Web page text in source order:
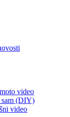
video
(DIY)
video